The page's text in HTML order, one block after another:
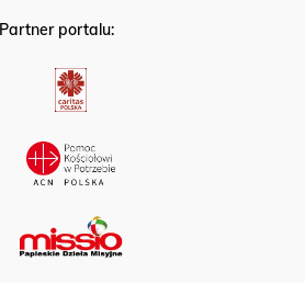
Partner portalu: